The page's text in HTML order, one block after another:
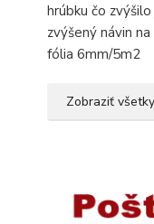
hrúbku čo
zvýšený návin
fólia 6mm/5m2
Zobraziť